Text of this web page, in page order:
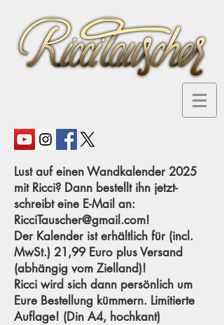
Lust auf einen Wandkalender 2025
mit Ricci? Dann bestellt ihn jetzt-
schreibt eine E-Mail an:
RicciTauscher@gmail.com!
Der Kalender ist erhältlich für (incl.
MwSt.) 21 ,99 Euro plus Versand
(abhängig vom Zielland)!
Ricci wird sich dann persönlich um
Eure Bestellung kümmern. Limitierte
Auflage! (Din A4, hochkant)